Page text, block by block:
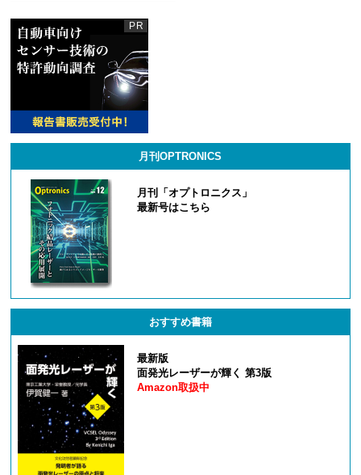
月刊OPTRONICS
月刊「オプトロニクス」
最新号はこちら
おすすめ書籍
最新版
面発光レーザーが輝く 第3版
Amazon取扱中